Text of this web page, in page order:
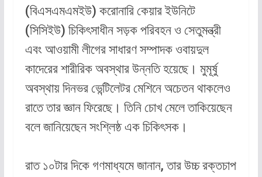
(বিএসএমএমইউ) করোনারি কেয়ার ইউনিটে
(সিসিইউ) চিকিৎসাধীন সড়ক পরিবহন ও সেতুমন্ত্রী
এবং আওয়ামী লীগের সাধারণ সম্পাদক ওবায়দুল
কাদেরের শারীরিক অবস্থার উন্নতি হয়েছে। মুমূর্ষু
অবস্থায় দিনভর ভেন্টিলেটর মেশিনে অচেতন থাকলেও
রাতে তার জ্ঞান ফিরেছে। তিনি চোখ মেলে তাকিয়েছেন
বলে জানিয়েছেন সংশ্লিষ্ঠ এক চিকিৎসক।
রাত ১০টার দিকে গণমাধ্যমে জানান, তার উচ্চ রক্তচাপ